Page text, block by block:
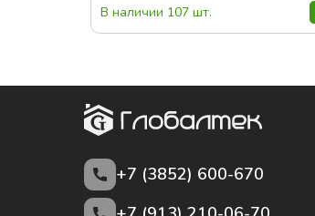
В наличии 107 шт.
+7 (3852) 600-670